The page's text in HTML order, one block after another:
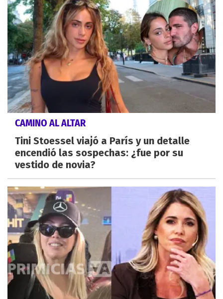
CAMINO AL ALTAR
Tini Stoessel viajó a París y un detalle
encendió las sospechas: ¿fue por su
vestido de novia?